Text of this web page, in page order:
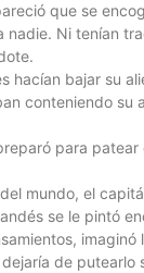
que se
nadie. Ni tenían
hacían bajar su
conteniendo su
para
mundo, el
se le pintó
de putearlo